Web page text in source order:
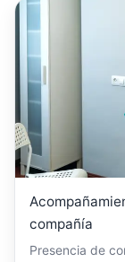
compañía
Presencia de